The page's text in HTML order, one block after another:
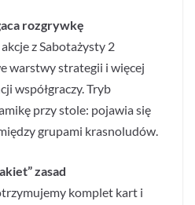
rozgrywkę
z Sabotażysty 2
warstwy strategii i więcej
współgraczy. Tryb
przy stole: pojawia się
grupami krasnoludów.
zasad
komplet kart i